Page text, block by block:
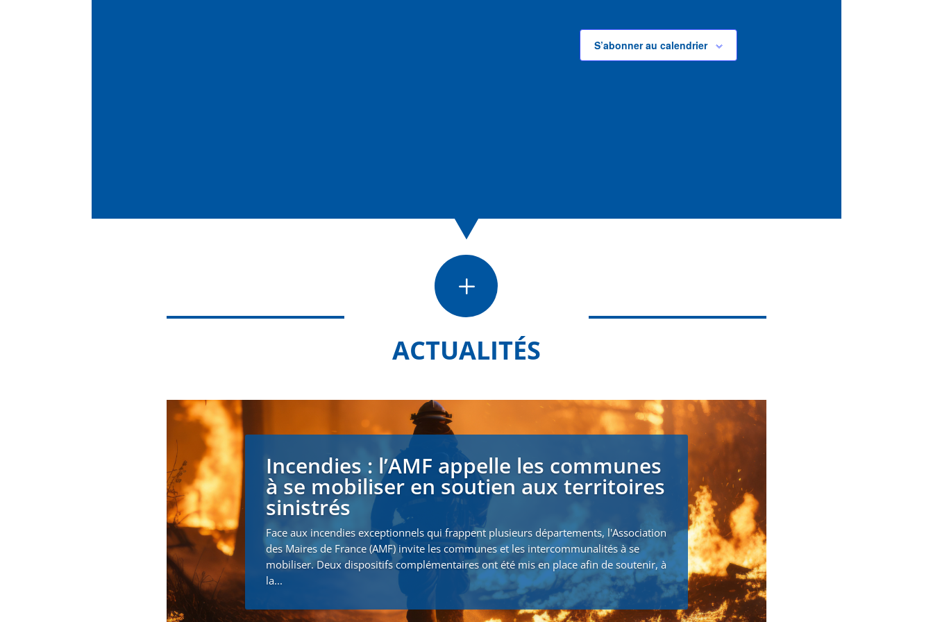
S’abonner au calendrier
L
ACTUALITÉS
Incendies : l’AMF appelle les communes
à se mobiliser en soutien aux territoires
sinistrés
Face aux incendies exceptionnels qui frappent plusieurs départements, l'Association
des Maires de France (AMF) invite les communes et les intercommunalités à se
mobiliser. Deux dispositifs complémentaires ont été mis en place afin de soutenir, à
la...